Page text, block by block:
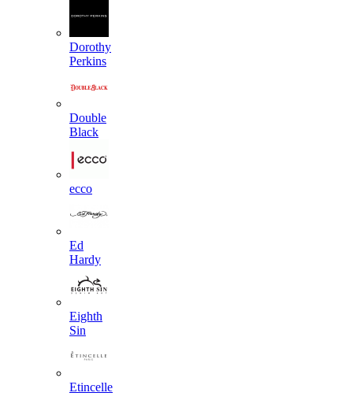
Dorothy
Perkins
Double
Black
ecco
Ed
Hardy
Eighth
Sin
Etincelle